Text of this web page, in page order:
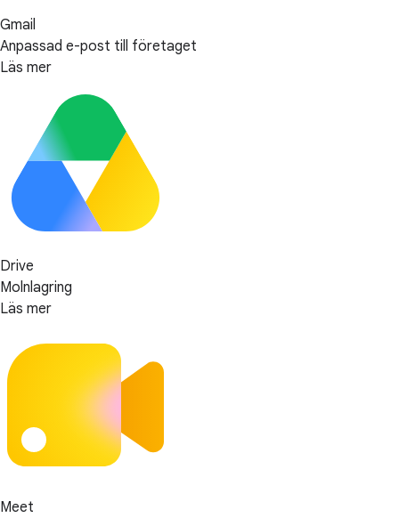
Gmail
Anpassad e-post till företaget
Läs mer
Drive
Molnlagring
Läs mer
Meet